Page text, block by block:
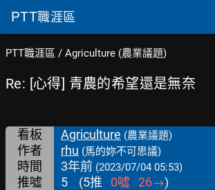
PTT職涯區
PTT職涯區 / Agriculture (農業議題)
Re: [心得] 青農的希望還是無奈
看板 Agriculture (農業議題)
作者 rhu (馬的妳不可思議)
時間 3年前 (2023/07/04 05:53)
推噓 5 (5推 0噓 26→)